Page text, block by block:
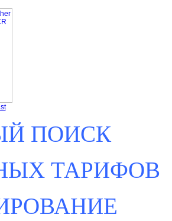
ПОИСК
ТАРИФОВ